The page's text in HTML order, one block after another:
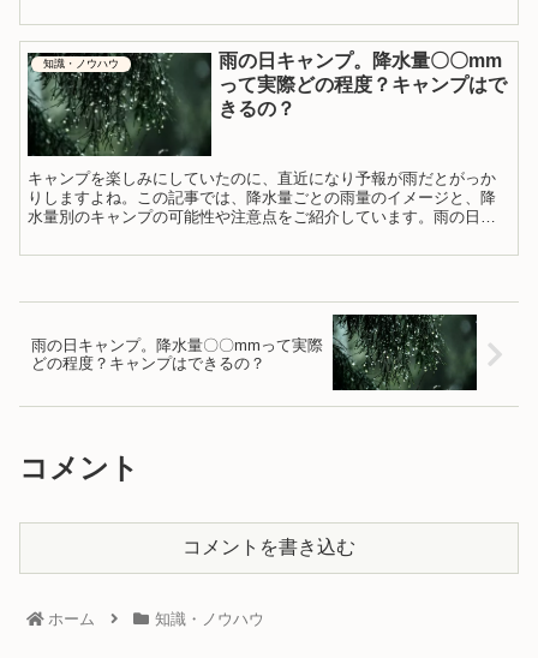
知識・ノウハウ
雨の日キャンプ。降水量〇〇mm
って実際どの程度？キャンプはで
きるの？
キャンプを楽しみにしていたのに、直近になり予報が雨だとがっか
りしますよね。この記事では、降水量ごとの雨量のイメージと、降
水量別のキャンプの可能性や注意点をご紹介しています。雨の日に
さい。
雨の日キャンプ。降水量〇〇mmって実際
どの程度？キャンプはできるの？
コメント
コメントを書き込む
ホーム 知識・ノウハウ